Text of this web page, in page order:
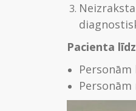
Pacienta
Personām
Personām